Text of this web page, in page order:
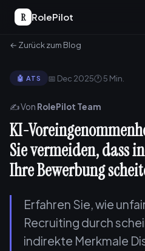
R RolePilot
← Zurück zum Blog
🤖 ATS 📅 Dec 2025🕐 5 Min.
✍️ Von RolePilot Team
KI-
Sie vermeiden, dass
Ihre Bewerbung
Erfahren Sie, wie
Recruiting durch
indirekte Merkmale